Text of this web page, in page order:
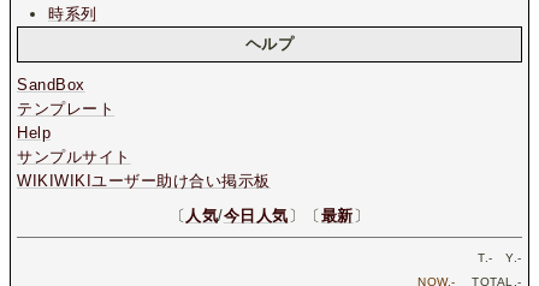
時系列
ヘルプ
SandBox
テンプレート
Help
サンプルサイト
WIKIWIKIユーザー助け合い掲示板
〔 人気/今日人気 〕〔 最新 〕
T.- Y.-
NOW.- TOTAL.-